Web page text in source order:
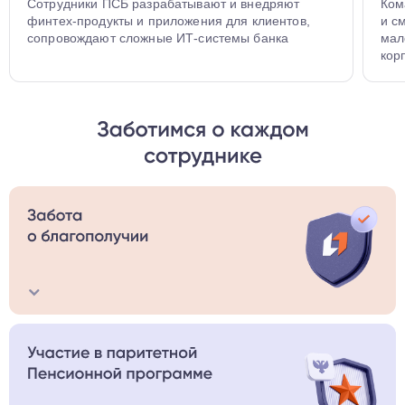
Сотрудники ПСБ разрабатывают и внедряют
финтех-продукты и приложения для клиентов,
сопровождают сложные ИТ-системы банка
и
Мы предлагаем достойную зарплату, современные